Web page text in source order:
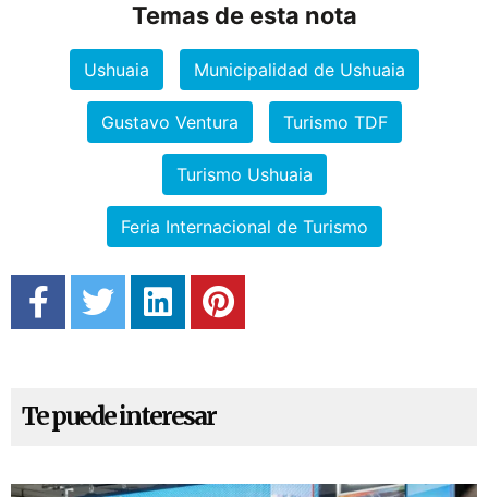
Temas de esta nota
Ushuaia Municipalidad de Ushuaia
Gustavo Ventura Turismo TDF
Turismo Ushuaia
Feria Internacional de Turismo
Te puede interesar